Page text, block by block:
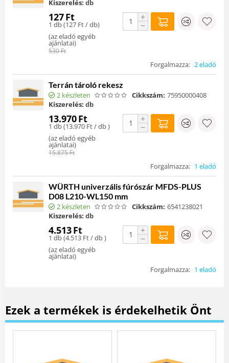
Kiszerelés: db
127Ft
1 db (127 Ft/ db)
(az eladó egyéb
ajánlatai)
530Ft
+
−
Forgalmazza: 2 eladó
Terrán tároló rekesz
2 készleten Cikkszám: 75950000408
Kiszerelés: db
13.970Ft
1 db (13.970 Ft/ db )
(az eladó egyéb
ajánlatai)
15.875Ft
+
−
Forgalmazza: 1 eladó
WÜRTH univerzális fúrószár MFDS-PLUS
D08 L210-WL150 mm
2 készleten Cikkszám: 6541238021
Kiszerelés: db
4.513Ft
1 db (4.513 Ft/ db )
(az eladó egyéb
ajánlatai)
+
−
Forgalmazza: 1 eladó
Ezek a termékek is érdekelhetik Önt